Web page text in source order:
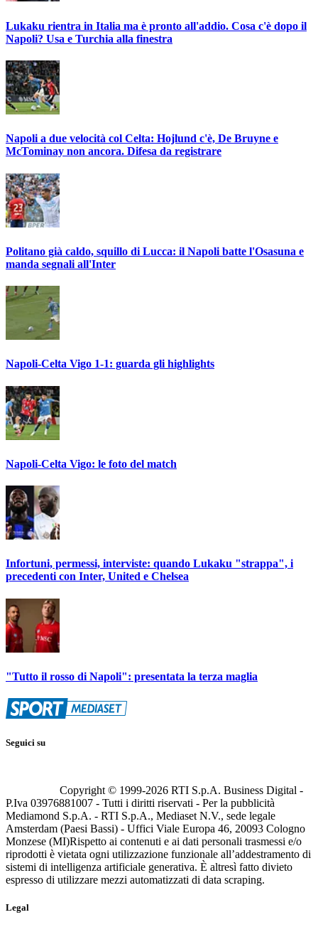
Lukaku rientra in Italia ma è pronto all'addio. Cosa c'è dopo il
Napoli? Usa e Turchia alla finestra
Napoli a due velocità col Celta: Hojlund c'è, De Bruyne e
McTominay non ancora. Difesa da registrare
Politano già caldo, squillo di Lucca: il Napoli batte l'Osasuna e
manda segnali all'Inter
Napoli-Celta Vigo 1-1: guarda gli highlights
Napoli-Celta Vigo: le foto del match
Infortuni, permessi, interviste: quando Lukaku "strappa", i
precedenti con Inter, United e Chelsea
"Tutto il rosso di Napoli": presentata la terza maglia
Seguici su
Copyright © 1999-2026 RTI S.p.A. Business Digital -
P.Iva 03976881007 - Tutti i diritti riservati - Per la pubblicità
Mediamond S.p.A. - RTI S.p.A., Mediaset N.V., sede legale
Amsterdam (Paesi Bassi) - Uffici Viale Europa 46, 20093 Cologno
Monzese (MI)Rispetto ai contenuti e ai dati personali trasmessi e/o
riprodotti è vietata ogni utilizzazione funzionale all’addestramento di
sistemi di intelligenza artificiale generativa. È altresì fatto divieto
espresso di utilizzare mezzi automatizzati di data scraping.
Legal